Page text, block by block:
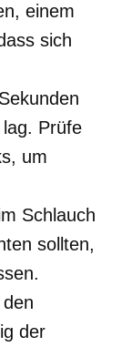
einem
sich
Prüfe
um
Schlauch
sollten,
der